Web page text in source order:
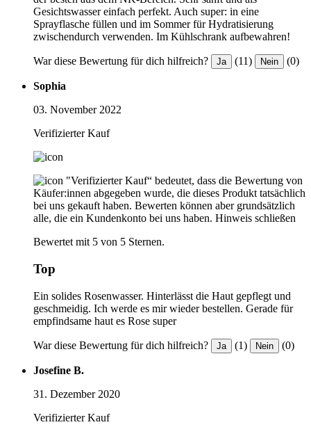
Gesichtswasser einfach perfekt. Auch super: in eine
Sprayflasche füllen und im Sommer für Hydratisierung
zwischendurch verwenden. Im Kühlschrank aufbewahren!
War diese Bewertung für dich hilfreich? Ja (11) Nein (0)
Sophia
03. November 2022
Verifizierter Kauf
"Verifizierter Kauf“ bedeutet, dass die Bewertung von
Käufer:innen abgegeben wurde, die dieses Produkt tatsächlich
bei uns gekauft haben. Bewerten können aber grundsätzlich
alle, die ein Kundenkonto bei uns haben. Hinweis schließen
Bewertet mit 5 von 5 Sternen.
Top
Ein solides Rosenwasser. Hinterlässt die Haut gepflegt und
geschmeidig. Ich werde es mir wieder bestellen. Gerade für
empfindsame haut es Rose super
War diese Bewertung für dich hilfreich? Ja (1) Nein (0)
Josefine B.
31. Dezember 2020
Verifizierter Kauf